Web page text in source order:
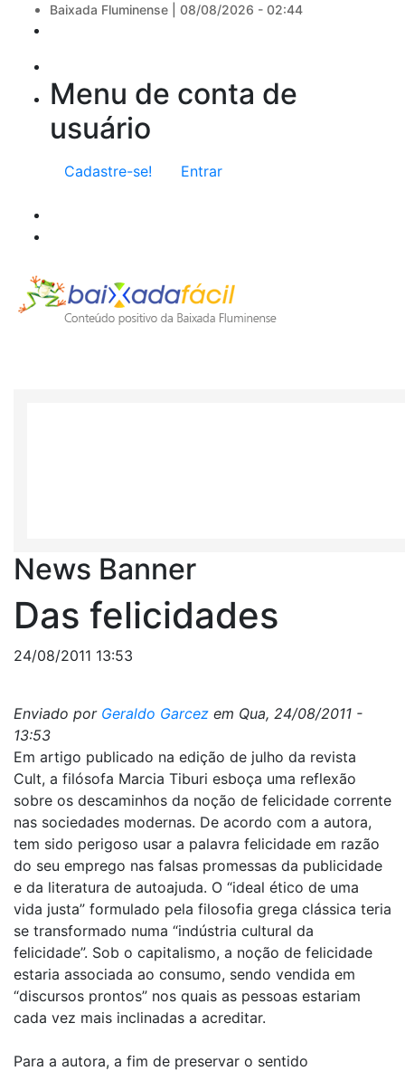
Baixada Fluminense | 08/08/2026 - 02:44
Menu de conta de
usuário
Cadastre-se! Entrar
News Banner
Das felicidades
24/08/2011 13:53
Enviado por Geraldo Garcez em Qua, 24/08/2011 -
13:53
Em artigo publicado na edição de julho da revista
Cult, a filósofa Marcia Tiburi esboça uma reflexão
sobre os descaminhos da noção de felicidade corrente
nas sociedades modernas. De acordo com a autora,
tem sido perigoso usar a palavra felicidade em razão
do seu emprego nas falsas promessas da publicidade
e da literatura de autoajuda. O “ideal ético de uma
vida justa” formulado pela filosofia grega clássica teria
se transformado numa “indústria cultural da
felicidade”. Sob o capitalismo, a noção de felicidade
estaria associada ao consumo, sendo vendida em
“discursos prontos” nos quais as pessoas estariam
cada vez mais inclinadas a acreditar.
Para a autora, a fim de preservar o sentido